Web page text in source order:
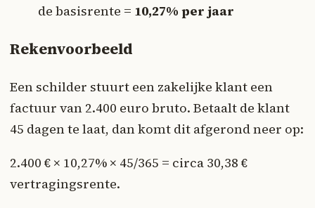
de basisrente = 10,27% per jaar
Rekenvoorbeeld
Een schilder stuurt een zakelijke klant een
factuur van 2.400 euro bruto. Betaalt de klant
45 dagen te laat, dan komt dit afgerond neer op:
2.400 € × 10,27% × 45/365 = circa 30,38 €
vertragingsrente.